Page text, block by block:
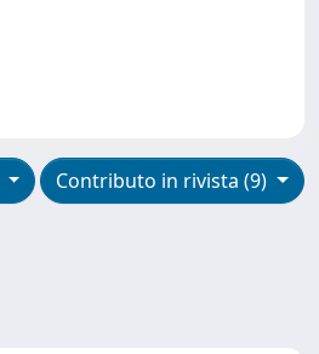
Contributo in rivista (9)